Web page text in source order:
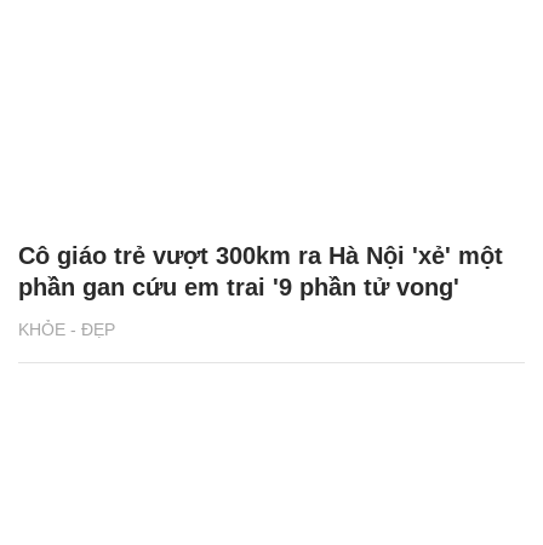
KHỎE - ĐẸP
Cô giáo trẻ vượt 300km ra Hà Nội 'xẻ' một
phần gan cứu em trai '9 phần tử vong'